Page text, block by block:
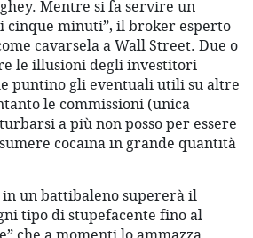
Mentre si fa servire un
cinque minuti”, il broker esperto
cavarsela a Wall Street. Due o
le illusioni degli investitori
puntino gli eventuali utili su altre
le commissioni (unica
a più non posso per essere
cocaina in grande quantità
in un battibaleno supererà il
tipo di stupefacente fino al